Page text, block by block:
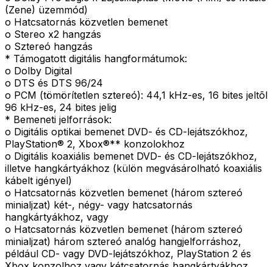
(Zene) üzemmód)
o Hatcsatornás közvetlen bemenet
o Stereo x2 hangzás
o Sztereó hangzás
* Támogatott digitális hangformátumok:
o Dolby Digital
o DTS és DTS 96/24
o PCM (tömörítetlen sztereó): 44,1 kHz-es, 16 bites jeltõl
96 kHz-es, 24 bites jelig
* Bemeneti jelforrások:
o Digitális optikai bemenet DVD- és CD-lejátszókhoz,
PlayStation® 2, Xbox®** konzolokhoz
o Digitális koaxiális bemenet DVD- és CD-lejátszókhoz,
illetve hangkártyákhoz (külön megvásárolható koaxiális
kábelt igényel)
o Hatcsatornás közvetlen bemenet (három sztereó
minialjzat) két-, négy- vagy hatcsatornás
hangkártyákhoz, vagy
o Hatcsatornás közvetlen bemenet (három sztereó
minialjzat) három sztereó analóg hangjelforráshoz,
például CD- vagy DVD-lejátszókhoz, PlayStation 2 és